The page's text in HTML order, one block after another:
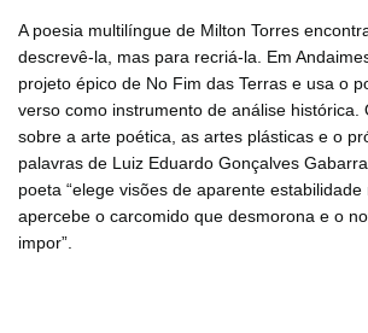
A poesia multilíngue de Milton Torres
descrevê-la, mas para recriá-la. Em
projeto épico de No Fim das Terras e usa o
verso como instrumento de análise histórica.
sobre a arte poética, as artes plásticas e o
palavras de Luiz Eduardo Gonçalves
poeta “elege visões de aparente
apercebe o carcomido que desmorona e o
impor”.